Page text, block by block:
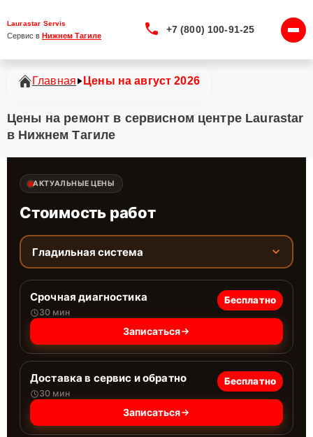
Laurastar Servis
Сервис в Нижнем Тагиле
+7 (800) 100-91-25
Главная Цены на август 2026
Цены на ремонт в сервисном центре Laurastar
в Нижнем Тагиле
АКТУАЛЬНЫЕ ЦЕНЫ
Стоимость работ
Гладильная система
Срочная диагностика
30 мин
Бесплатно
Записаться
Доставка в сервис и обратно
30 мин
Бесплатно
Записаться